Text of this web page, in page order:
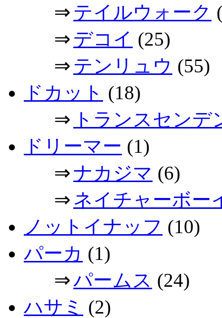
⇒ テイルウォーク
⇒ デコイ (25)
⇒ テンリュウ (55)
ドカット (18)
⇒ トランスセンデ
ドリーマー (1)
⇒ナカジマ (6)
⇒ ネイチャーボー
ノットイナッフ (10)
パーカ (1)
⇒パームス (24)
ハサミ (2)